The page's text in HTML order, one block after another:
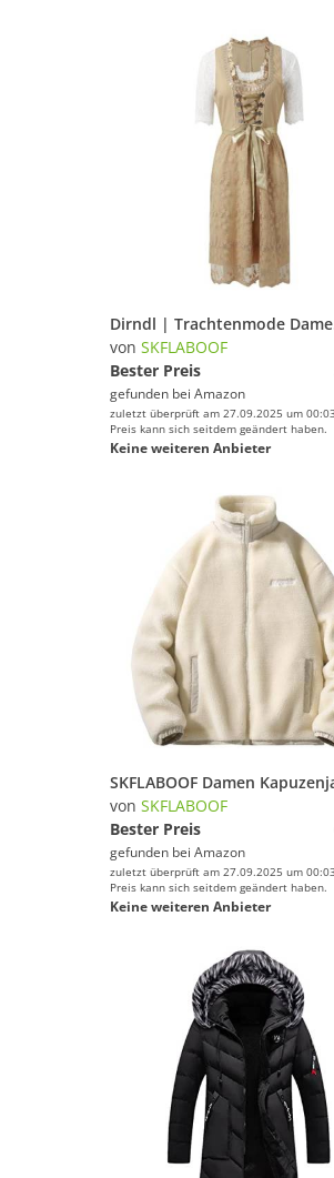
von SKFLABOOF
Bester Preis
gefunden bei Amazon
zuletzt überprüft am 27.09.2025 um
Preis kann sich seitdem geändert haben.
Keine weiteren Anbieter
von SKFLABOOF
Bester Preis
gefunden bei Amazon
zuletzt überprüft am 27.09.2025 um
Preis kann sich seitdem geändert haben.
Keine weiteren Anbieter